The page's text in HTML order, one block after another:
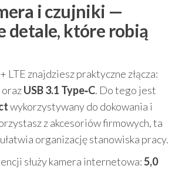
i czujniki —
detale, które robią
LTE znajdziesz praktyczne złącza:
orazUSB 3.1 Type‑C. Do tego jest
wykorzystywany do dokowania i
z akcesoriów firmowych, ta
organizację stanowiska pracy.
służy kamera internetowa:5,0